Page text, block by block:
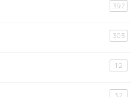
397
303
12
32